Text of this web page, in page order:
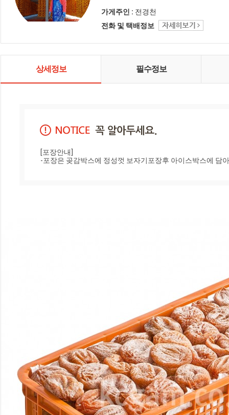
가게주인 : 전경천
전화 및 택배정보
상세정보 필수정보
[포장안내]
-포장은 곶감박스에 정성껏 보자기포장후 아이스박스에 담